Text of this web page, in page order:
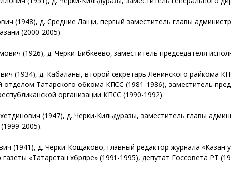
(1948), д. Средние Лащи, первый заместитель главы
(2000-2005).
(1926), д. Черки-Бибкеево, заместитель председателя
(1934), д. Кабаланы, второй секретарь Ленинского райкома
отделом Татарского обкома КПСС (1981-1986), заместитель
организации КПСС (1990-1992).
(1947), д. Черки-Кильдуразы, заместитель главы
2005).
(1941), д. Черки-Кощаково, главный редактор журнала «Казан
«Татарстан хәбәрләре» (1991-1995), депутат Госсовета РТ